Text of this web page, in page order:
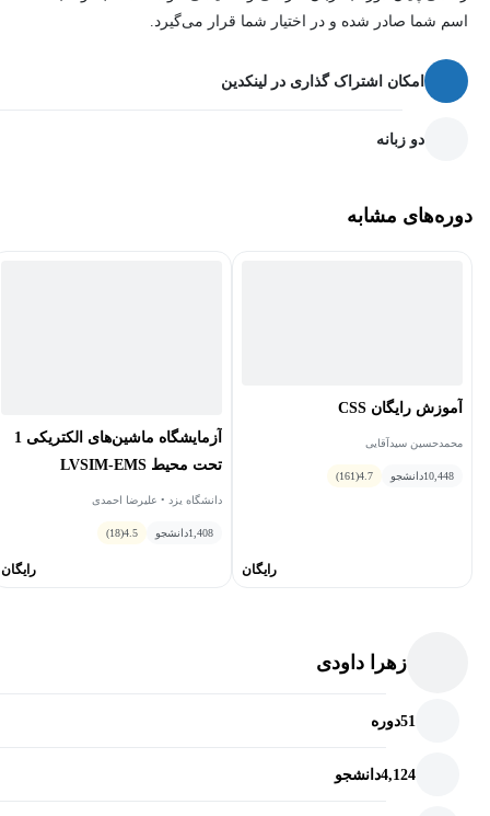
دیجیتال، پایداری کسب‌وکار و رشد بلندمدت در دنیای رقابتی آنلاین.
اگر به دنبال حفظ جایگاه خود در فضای اینترنت و ساختن یک زیرساخت
نقطه شروعی هوشمندانه و ضروری برای شما باشد.
اسم شما صادر شده و در اختیار شما قرار می‌گیرد.
امکان اشتراک گذاری در لینکدین
دو زبانه
دوره‌های مشابه
آموزش رایگان CSS
محمدحسین سیدآقایی
10,448دانشجو 4.7
(161)
رایگان
آزمایشگاه ماشین‌های الکتریکی 1
تحت محیط LVSIM-EMS
دانشگاه یزد • علیرضا احمدی
1,408دانشجو 4.5
(18)
رایگان
زهرا داودی
51دوره
4,124دانشجو